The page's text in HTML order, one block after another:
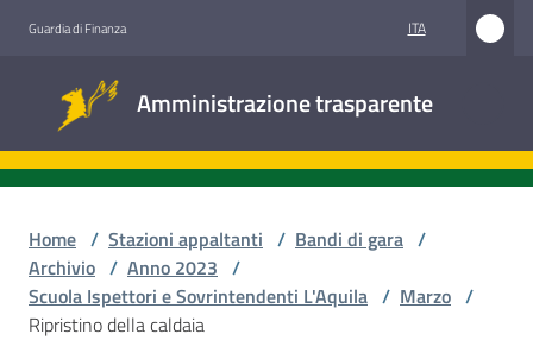
Guardia di Finanza ITA
Amministrazione trasparente
trasparente
Accesso
civico
Home / Stazioni appaltanti / Bandi di gara /
Archivio / Anno 2023 /
Scuola Ispettori e Sovrintendenti L'Aquila / Marzo /
Ripristino della caldaia